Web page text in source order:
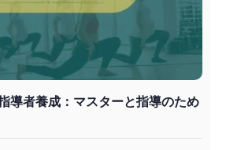
導者養成：マスターと指導のため